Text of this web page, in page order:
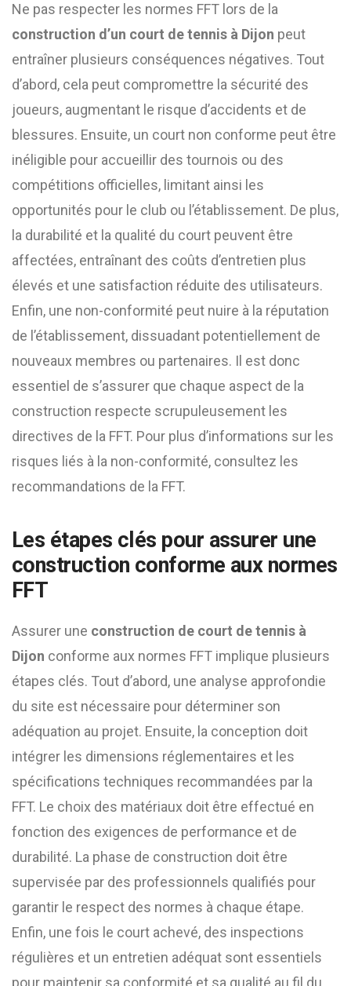
Ne pas respecter les normes FFT lors de la
construction d’un court de tennis à Dijon peut
entraîner plusieurs conséquences négatives. Tout
d’abord, cela peut compromettre la sécurité des
joueurs, augmentant le risque d’accidents et de
blessures. Ensuite, un court non conforme peut être
inéligible pour accueillir des tournois ou des
compétitions officielles, limitant ainsi les
opportunités pour le club ou l’établissement. De plus,
la durabilité et la qualité du court peuvent être
affectées, entraînant des coûts d’entretien plus
élevés et une satisfaction réduite des utilisateurs.
Enfin, une non-conformité peut nuire à la réputation
de l’établissement, dissuadant potentiellement de
nouveaux membres ou partenaires. Il est donc
essentiel de s’assurer que chaque aspect de la
construction respecte scrupuleusement les
directives de la FFT. Pour plus d’informations sur les
risques liés à la non-conformité, consultez les
recommandations de la FFT.
Les étapes clés pour assurer une
construction conforme aux normes
FFT
Assurer une construction de court de tennis à
Dijon conforme aux normes FFT implique plusieurs
étapes clés. Tout d’abord, une analyse approfondie
du site est nécessaire pour déterminer son
adéquation au projet. Ensuite, la conception doit
intégrer les dimensions réglementaires et les
spécifications techniques recommandées par la
FFT. Le choix des matériaux doit être effectué en
fonction des exigences de performance et de
durabilité. La phase de construction doit être
supervisée par des professionnels qualifiés pour
garantir le respect des normes à chaque étape.
Enfin, une fois le court achevé, des inspections
régulières et un entretien adéquat sont essentiels
pour maintenir sa conformité et sa qualité au fil du